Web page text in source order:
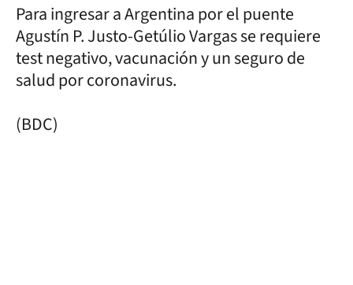
Para ingresar a Argentina por el puente
Agustín P. Justo-Getúlio Vargas se requiere
test negativo, vacunación y un seguro de
salud por coronavirus.
(BDC)